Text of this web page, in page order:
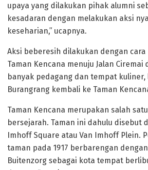
upaya yang dilakukan pihak alumni
kesadaran dengan melakukan aksi
keseharian,” ucapnya.
Aksi beberesih dilakukan dengan
Taman Kencana menuju Jalan
banyak pedagang dan tempat kuliner,
Burangrang kembali ke Taman
Taman Kencana merupakan salah
bersejarah. Taman ini dahulu disebut
Imhoff Square atau Van Imhoff Plein.
taman pada 1917 berbarengan
Buitenzorg sebagai kota tempat